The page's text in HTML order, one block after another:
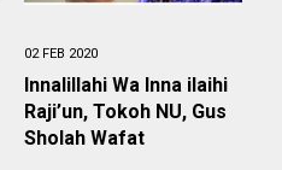
02 FEB 2020
Innalillahi Wa Inna ilaihi
Raji’un, Tokoh NU, Gus
Sholah Wafat